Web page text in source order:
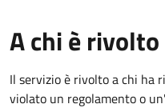
A chi è rivolto
Il servizio è rivolto a chi ha
violato un regolamento o